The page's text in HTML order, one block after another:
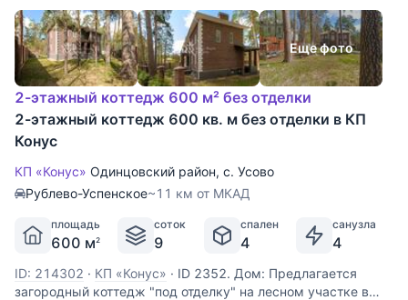
Еще фото
2-этажный коттедж 600 м² без отделки
2-этажный коттедж 600 кв. м без отделки в КП
Конус
КП «Конус» Одинцовский район, с. Усово
Рублево-Успенское~11 км от МКАД
площадь
600 м2
соток
9
спален
4
санузла
4
ID: 214302 · КП «Конус» · ID 2352. Дом: Предлагается
загородный коттедж "под отделку" на лесном участке в